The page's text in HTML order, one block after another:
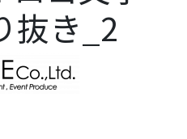
抜き_2